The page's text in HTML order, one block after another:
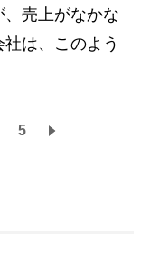
売上がなかな
は、このよう
5